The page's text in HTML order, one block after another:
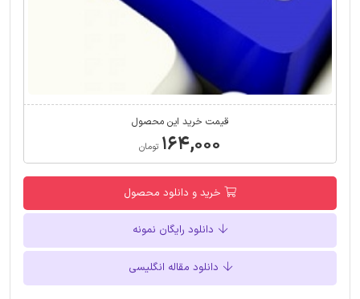
قیمت خرید این محصول
۱۶۴,۰۰۰ تومان
خرید و دانلود محصول
دانلود رایگان نمونه
دانلود مقاله انگلیسی